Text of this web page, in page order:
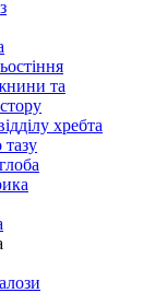
та
хребта